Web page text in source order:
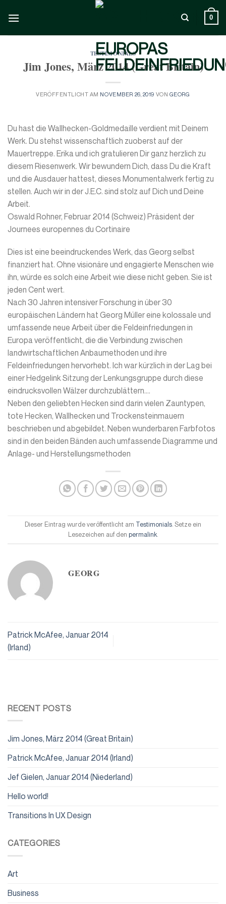
Inhalt
0
TESTIMONIALS
Jim Jones, März 2014 (Great Britain)
VERÖFFENTLICHT AM NOVEMBER 26, 2019 VON GEORG
Du hast die Wallhecken-Goldmedaille verdient mit Deinem
Werk. Du stehst wissenschaftlich zuoberst auf der
Mauertreppe. Erika und ich gratulieren Dir ganz herzlich zu
diesem Riesenwerk. Wir bewundern Dich, dass Du die Kraft
und die Ausdauer hattest, dieses Monumentalwerk fertig zu
stellen. Auch wir in der J.E.C. sind stolz auf Dich und Deine
Arbeit.
Oswald Rohner, Februar 2014 (Schweiz) Präsident der
Journees europennes du Cortinaire
Dies ist eine beeindruckendes Werk, das Georg selbst
finanziert hat. Ohne visionäre und engagierte Menschen wie
ihn, würde es solch eine Arbeit wie diese nicht geben. Sie ist
jeden Cent wert.
Nach 30 Jahren intensiver Forschung in über 30
europäischen Ländern hat Georg Müller eine kolossale und
umfassende neue Arbeit über die Feldeinfriedungen in
Europa veröffentlicht, die die Verbindung zwischen
landwirtschaftlichen Anbaumethoden und ihre
Feldeinfriedungen hervorhebt. Ich war kürzlich in der Lag bei
einer Hedgelink Sitzung der Lenkungsgruppe durch diese
eindrucksvollen Wälzer durchzublättern….
Neben den geliebten Hecken sind darin vielen Zauntypen,
tote Hecken, Wallhecken und Trockensteinmauern
beschrieben und abgebildet. Neben wunderbaren Farbfotos
sind in den beiden Bänden auch umfassende Diagramme und
Anlage- und Herstellungsmethoden
Dieser Eintrag wurde veröffentlicht am Testimonials . Setze ein
Lesezeichen auf den permalink
GEORG
Patrick McAfee, Januar 2014
(Irland)
RECENT POSTS
Jim Jones, März 2014 (Great Britain)
Patrick McAfee, Januar 2014 (Irland)
Jef Gielen, Januar 2014 (Niederland)
Hello world!
Transitions In UX Design
CATEGORIES
Art
Business